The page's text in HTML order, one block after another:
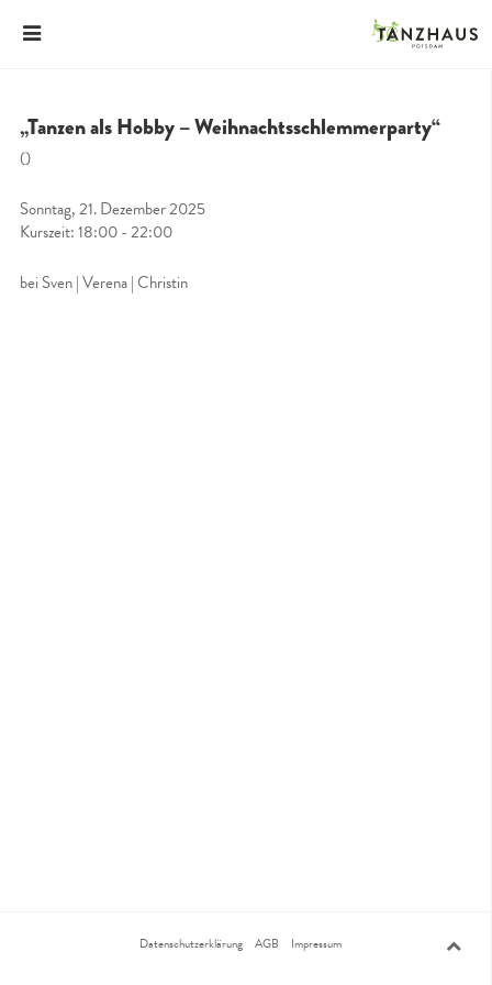
„Tanzen als Hobby – Weihnachtsschlemmerparty“
()
Sonntag, 21. Dezember 2025
Kurszeit: 18:00 - 22:00
bei Sven | Verena | Christin
Datenschutzerklärung AGB Impressum